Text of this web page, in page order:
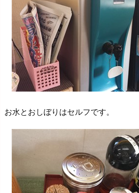
お水とおしぼりはセルフです。